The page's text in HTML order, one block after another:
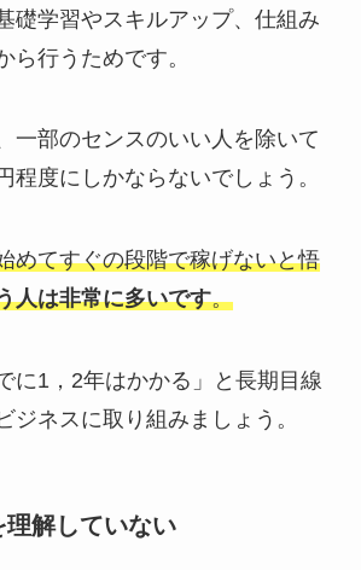
礎学習やスキルアップ、仕組み
ら行うためです。
一部のセンスのいい人を除いて
程度にしかならないでしょう。
めてすぐの段階で稼げないと悟
人は非常に多いです。
に1，2年はかかる」と長期目線
ジネスに取り組みましょう。
解していない